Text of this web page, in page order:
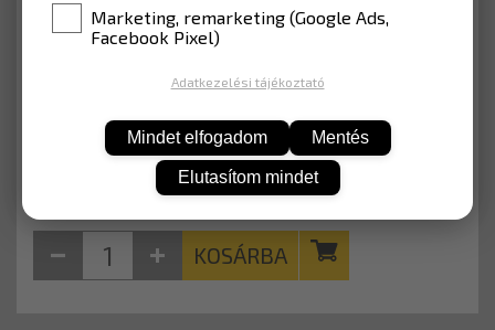
ANYAG EGP fóliával (Lakott terület)
KOSÁRBA
Marketing, remarketing (Google Ads,
Facebook Pixel)
Adatkezelési tájékoztató
Mindet elfogadom Mentés
Elutasítom mindet